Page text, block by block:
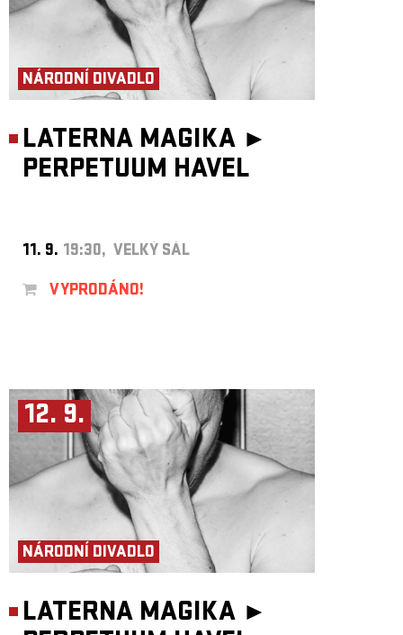
NÁRODNÍ DIVADLO
LATERNA MAGIKA ►
PERPETUUM HAVEL
11. 9. 19:30, VELKÝ SÁL
VYPRODÁNO!
12. 9.
NÁRODNÍ DIVADLO
LATERNA MAGIKA ►